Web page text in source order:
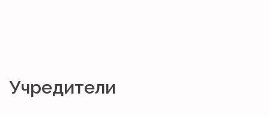
Учредители